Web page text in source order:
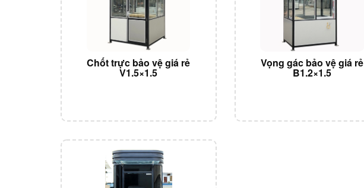
Chốt trực bảo vệ giá rẻ
V1.5×1.5
Vọng gác bảo vệ giá rẻ
B1.2×1.5